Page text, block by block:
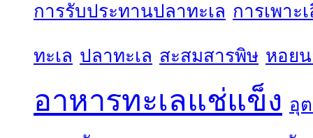
การรับประทานปลาทะเล การเพาะ
ทะเล ปลาทะเล สะสมสารพิษ หอย
อาหารทะเลแช่แข็ง อุ